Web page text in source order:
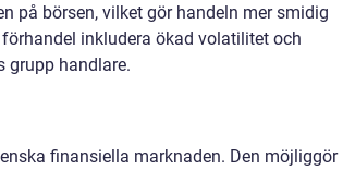
på börsen, vilket gör handeln mer smidig
inkludera ökad volatilitet och
grupp handlare.
finansiella marknaden. Den möjliggör